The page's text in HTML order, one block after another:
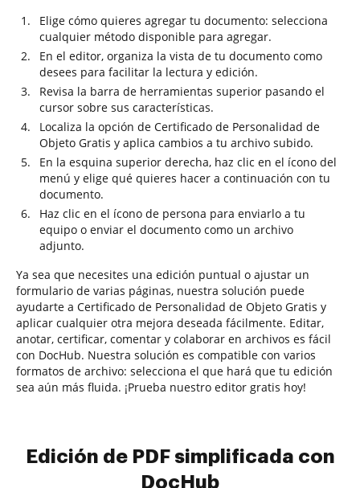
Elige cómo quieres agregar tu documento: selecciona
cualquier método disponible para agregar.
En el editor, organiza la vista de tu documento como
desees para facilitar la lectura y edición.
Revisa la barra de herramientas superior pasando el
cursor sobre sus características.
Localiza la opción de Certificado de Personalidad de
Objeto Gratis y aplica cambios a tu archivo subido.
En la esquina superior derecha, haz clic en el ícono del
menú y elige qué quieres hacer a continuación con tu
documento.
Haz clic en el ícono de persona para enviarlo a tu
equipo o enviar el documento como un archivo
adjunto.
Ya sea que necesites una edición puntual o ajustar un
formulario de varias páginas, nuestra solución puede
ayudarte a Certificado de Personalidad de Objeto Gratis y
aplicar cualquier otra mejora deseada fácilmente. Editar,
anotar, certificar, comentar y colaborar en archivos es fácil
con DocHub. Nuestra solución es compatible con varios
formatos de archivo: selecciona el que hará que tu edición
sea aún más fluida. ¡Prueba nuestro editor gratis hoy!
Edición de PDF simplificada con
DocHub